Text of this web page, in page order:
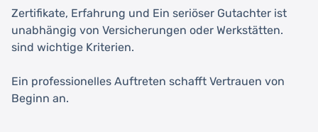
Zertifikate, Erfahrung und Ein seriöser Gutachter ist
unabhängig von Versicherungen oder Werkstätten.
sind wichtige Kriterien.
Ein professionelles Auftreten schafft Vertrauen von
Beginn an.